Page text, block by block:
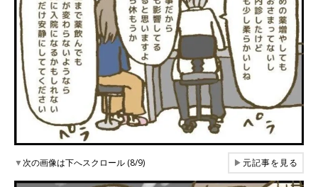
▼次の画像は下へスクロール (8/9) ▶元記事を見る